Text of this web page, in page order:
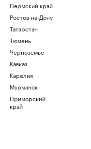
Пермский край
Ростов-на-Дону
Татарстан
Тюмень
Черноземье
Кавказ
Карелия
Мурманск
Приморский
край